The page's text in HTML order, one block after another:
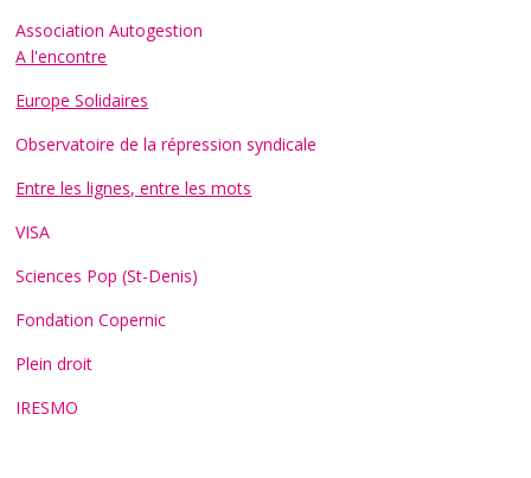
Association Autogestion
A l'encontre
Europe Solidaires
Observatoire de la répression syndicale
Entre les lignes, entre les mots
VISA
Sciences Pop (St-Denis)
Fondation Copernic
Plein droit
IRESMO